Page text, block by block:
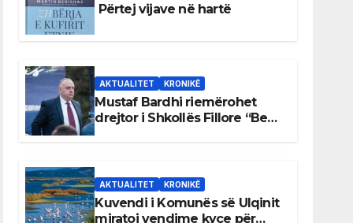
Përtej vijave në hartë
AKTUALITET KRONIKË
Mustaf Bardhi riemërohet
drejtor i Shkollës Fillore “Bedri
AKTUALITET KRONIKË
Kuvendi i Komunës së Ulqinit
miratoi vendime kyçe për